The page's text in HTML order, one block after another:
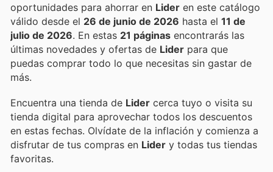
oportunidades para ahorrar en Lider en este catálogo
válido desde el 26 de junio de 2026 hasta el 11 de
julio de 2026 . En estas 21 páginas encontrarás las
últimas novedades y ofertas de Lider para que
puedas comprar todo lo que necesitas sin gastar de
más.
Encuentra una tienda de Lider cerca tuyo o visita su
tienda digital para aprovechar todos los descuentos
en estas fechas. Olvídate de la inflación y comienza a
disfrutar de tus compras en Lider y todas tus tiendas
favoritas.